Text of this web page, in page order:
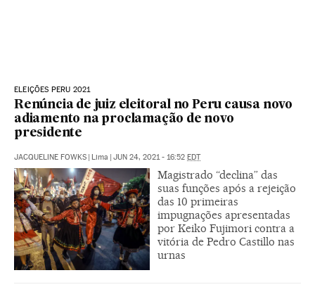
ELEIÇÕES PERU 2021
Renúncia de juiz eleitoral no Peru causa novo
adiamento na proclamação de novo
presidente
JACQUELINE FOWKS Lima JUN 24, 2021 - 16:52 EDT
Magistrado “declina” das
suas funções após a rejeição
das 10 primeiras
impugnações apresentadas
por Keiko Fujimori contra a
vitória de Pedro Castillo nas
urnas